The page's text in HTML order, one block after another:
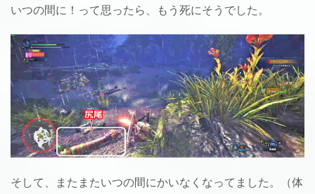
いつの間に！って思ったら、もう死にそうでした。
そして、またまたいつの間にかいなくなってました。（体